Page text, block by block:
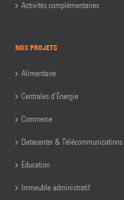
Activités complémentaires
NOS PROJETS
Alimentaire
Centrales d’Énergie
Commerce
Datacenter & Télécommunications
Éducation
Immeuble administratif